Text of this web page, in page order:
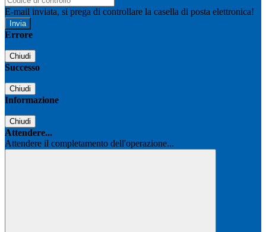
E-mail inviata, si prega di controllare la casella di posta elettronica!
Errore
Chiudi
Successo
Chiudi
Informazione
Chiudi
Attendere...
Attendere il completamento dell'operazione...